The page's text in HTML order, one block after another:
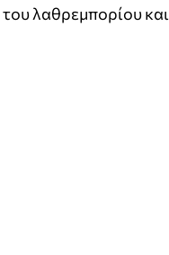
λαθρεμπορίου